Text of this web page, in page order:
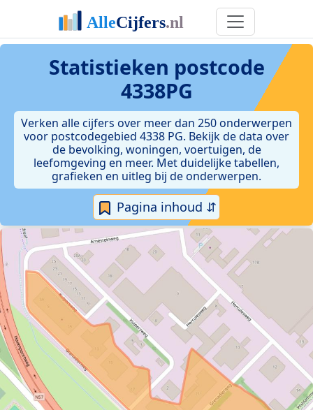
Statistieken postcode
4338PG
Verken alle cijfers over meer dan 250 onderwerpen
voor postcodegebied 4338 PG. Bekijk de data over
de bevolking, woningen, voertuigen, de
leefomgeving en meer. Met duidelijke tabellen,
grafieken en uitleg bij de onderwerpen.
Pagina inhoud ⇵